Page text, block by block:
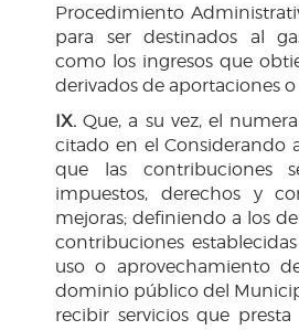
Procedimiento
para ser destinados al
como los ingresos que
derivados de aportaciones
IX. Que, a su vez, el
citado en el Considerando
que las contribuciones
impuestos, derechos y
mejoras; definiendo a los
contribuciones
uso o aprovechamiento
dominio público del
recibir servicios que